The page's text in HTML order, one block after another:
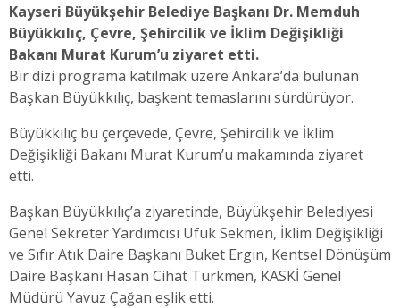
Kayseri Büyükşehir Belediye Başkanı Dr. Memduh
Büyükkılıç, Çevre, Şehircilik ve İklim Değişikliği
Bakanı Murat Kurum’u ziyaret etti.
Bir dizi programa katılmak üzere Ankara’da bulunan
Başkan Büyükkılıç, başkent temaslarını sürdürüyor.
Büyükkılıç bu çerçevede, Çevre, Şehircilik ve İklim
Değişikliği Bakanı Murat Kurum’u makamında ziyaret
etti.
Başkan Büyükkılıç’a ziyaretinde, Büyükşehir Belediyesi
Genel Sekreter Yardımcısı Ufuk Sekmen, İklim Değişikliği
ve Sıfır Atık Daire Başkanı Buket Ergin, Kentsel Dönüşüm
Daire Başkanı Hasan Cihat Türkmen, KASKİ Genel
Müdürü Yavuz Çağan eşlik etti.